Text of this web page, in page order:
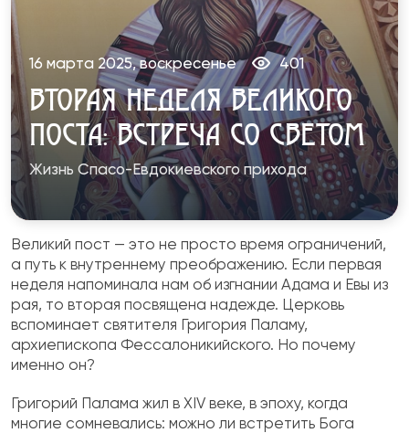
16 марта 2025, воскресенье 401
ВТОРАЯ НЕДЕЛЯ ВЕЛИКОГО
ПОСТА: ВСТРЕЧА СО СВЕТОМ
Жизнь Спасо-Евдокиевского прихода
Великий пост — это не просто время ограничений,
а путь к внутреннему преображению. Если первая
неделя напоминала нам об изгнании Адама и Евы из
рая, то вторая посвящена надежде. Церковь
вспоминает святителя Григория Паламу,
архиепископа Фессалоникийского. Но почему
именно он?
Григорий Палама жил в XIV веке, в эпоху, когда
многие сомневались: можно ли встретить Бога